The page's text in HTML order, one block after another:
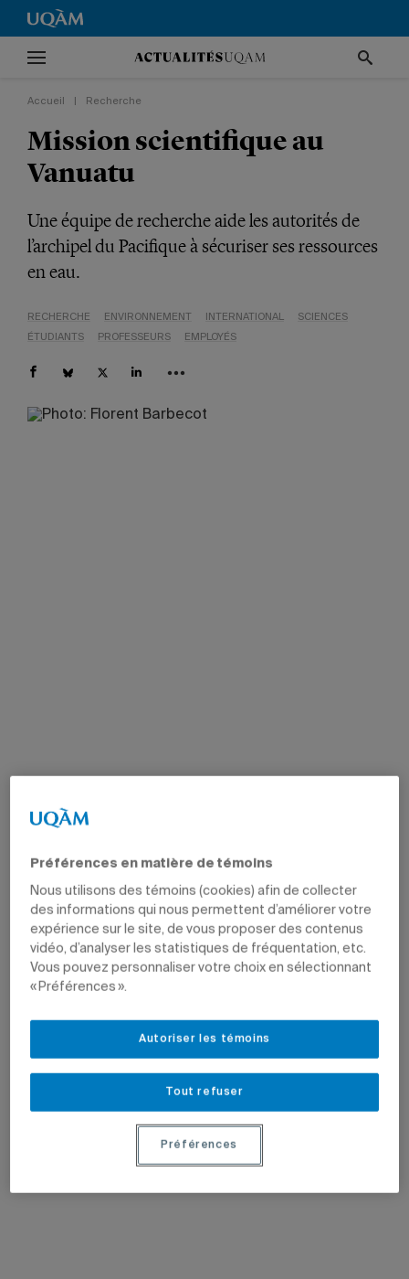
Accueil Recherche
Mission scientifique au
Vanuatu
Une équipe de recherche aide les autorités de
l’archipel du Pacifique à sécuriser ses ressources
en eau.
RECHERCHE ENVIRONNEMENT INTERNATIONAL
SCIENCES
ÉTUDIANTS
PROFESSEURS EMPLOYÉS
Préférences en matière de témoins
Nous utilisons des témoins (cookies) afin de collecter
des informations qui nous permettent d’améliorer votre
expérience sur le site, de vous proposer des contenus
vidéo, d’analyser les statistiques de fréquentation, etc.
Vous pouvez personnaliser votre choix en sélectionnant
« Préférences ».
Tout refuser
Autoriser les témoins
Préférences